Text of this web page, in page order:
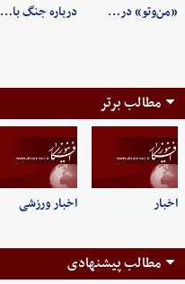
«من‌وتو» در… درباره جنگ با…
مطالب برتر
اخبار اخبار ورزشی
مطالب پیشنهادی